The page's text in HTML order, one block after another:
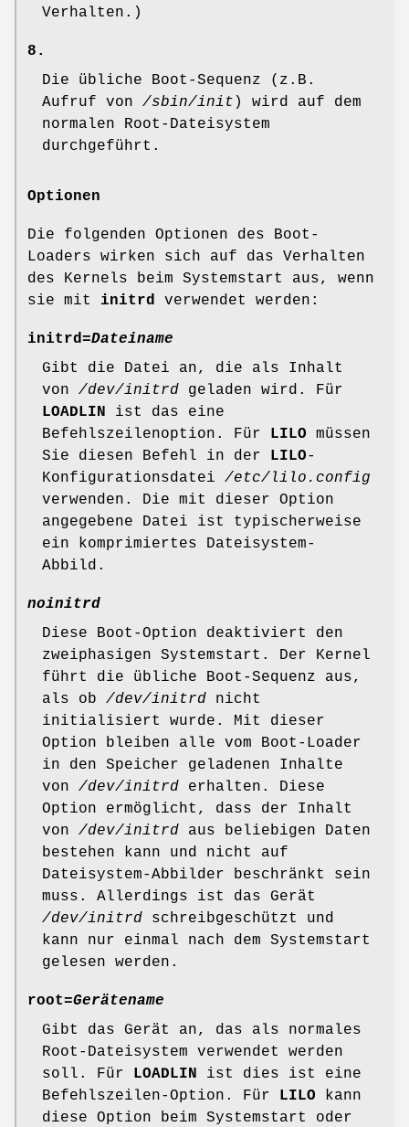
Verhalten.)
8.
Die übliche Boot-Sequenz (z.B.
Aufruf von /sbin/init ) wird auf dem
normalen Root-Dateisystem
durchgeführt.
Optionen
Die folgenden Optionen des Boot-
Loaders wirken sich auf das Verhalten
des Kernels beim Systemstart aus, wenn
sie mit initrd verwendet werden:
initrd=Dateiname
Gibt die Datei an, die als Inhalt
von /dev/initrd geladen wird. Für
LOADLIN ist das eine
Befehlszeilenoption. Für LILO müssen
Sie diesen Befehl in der LILO-
Konfigurationsdatei /etc/lilo.config
verwenden. Die mit dieser Option
angegebene Datei ist typischerweise
ein komprimiertes Dateisystem-
Abbild.
noinitrd
Diese Boot-Option deaktiviert den
zweiphasigen Systemstart. Der Kernel
führt die übliche Boot-Sequenz aus,
als ob /dev/initrd nicht
initialisiert wurde. Mit dieser
Option bleiben alle vom Boot-Loader
in den Speicher geladenen Inhalte
von /dev/initrd erhalten. Diese
Option ermöglicht, dass der Inhalt
von /dev/initrd aus beliebigen Daten
bestehen kann und nicht auf
Dateisystem-Abbilder beschränkt sein
muss. Allerdings ist das Gerät
/dev/initrd schreibgeschützt und
kann nur einmal nach dem Systemstart
gelesen werden.
root=Gerätename
Gibt das Gerät an, das als normales
Root-Dateisystem verwendet werden
soll. Für LOADLIN ist dies ist eine
Befehlszeilen-Option. Für LILO kann
diese Option beim Systemstart oder